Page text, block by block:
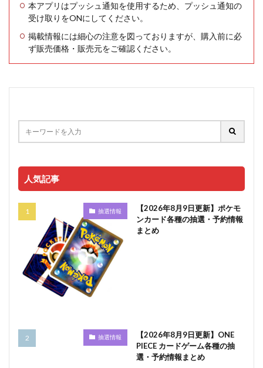
本アプリはプッシュ通知を使用するため、プッシュ通知の
受け取りをONにしてください。
掲載情報には細心の注意を図っておりますが、購入前に必
ず販売価格・販売元をご確認ください。
人気記事
抽選情報
【2026年8月9日更新】ポケモ
ンカード各種の抽選・予約情報
まとめ
抽選情報
【2026年8月9日更新】ONE
PIECE カードゲーム各種の抽
選・予約情報まとめ